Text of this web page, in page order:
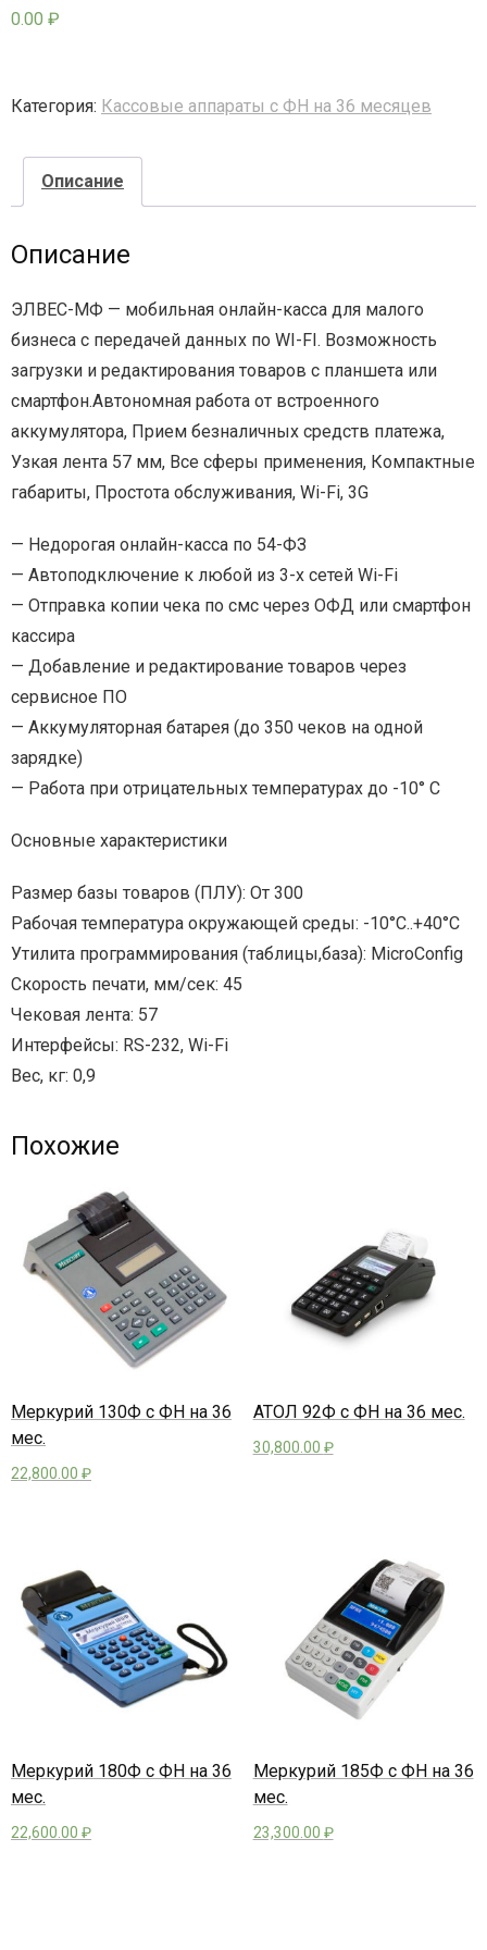
0.00 ₽
Категория: Кассовые аппараты с ФН на 36 месяцев
Описание
Описание
ЭЛВЕС-МФ — мобильная онлайн-касса для малого
бизнеса с передачей данных по WI-FI. Возможность
загрузки и редактирования товаров с планшета или
смартфон.Автономная работа от встроенного
аккумулятора, Прием безналичных средств платежа,
Узкая лента 57 мм, Все сферы применения, Компактные
габариты, Простота обслуживания, Wi-Fi, 3G
— Недорогая онлайн-касса по 54-ФЗ
— Автоподключение к любой из 3-х сетей Wi-Fi
— Отправка копии чека по смс через ОФД или смартфон
кассира
— Добавление и редактирование товаров через
сервисное ПО
— Аккумуляторная батарея (до 350 чеков на одной
зарядке)
— Работа при отрицательных температурах до -10° С
Основные характеристики
Размер базы товаров (ПЛУ): От 300
Рабочая температура окружающей среды: -10°C..+40°C
Утилита программирования (таблицы,база): MicroConfig
Скорость печати, мм/сек: 45
Чековая лента: 57
Интерфейсы: RS-232, Wi-Fi
Вес, кг: 0,9
Похожие
Меркурий 130Ф с ФН на 36
мес.
22,800.00 ₽
АТОЛ 92Ф с ФН на 36 мес.
30,800.00 ₽
Меркурий 180Ф с ФН на 36
мес.
22,600.00 ₽
Меркурий 185Ф с ФН на 36
мес.
23,300.00 ₽